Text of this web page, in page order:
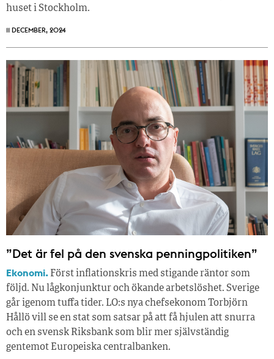
huset i Stockholm.
11 DECEMBER, 2024
”Det är fel på den svenska penningpolitiken”
Ekonomi. Först inflationskris med stigande räntor som
följd. Nu lågkonjunktur och ökande arbetslöshet. Sverige
går igenom tuffa tider. LO:s nya chefsekonom Torbjörn
Hållö vill se en stat som satsar på att få hjulen att snurra
och en svensk Riksbank som blir mer självständig
gentemot Europeiska centralbanken.